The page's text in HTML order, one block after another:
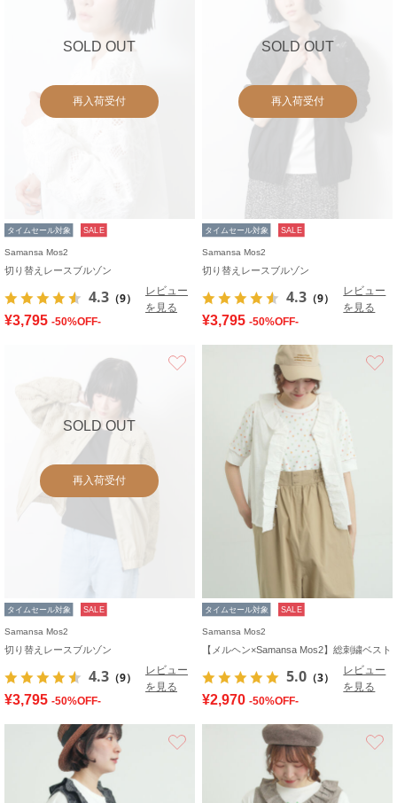
SOLD OUT
再入荷受付
タイムセール対象 SALE
Samansa Mos2
切り替えレースブルゾン
4.3 （9）
レビュー
を見る
¥3,795 -50%OFF-
SOLD OUT
再入荷受付
タイムセール対象 SALE
Samansa Mos2
切り替えレースブルゾン
4.3 （9）
レビュー
を見る
¥3,795 -50%OFF-
SOLD OUT
再入荷受付
タイムセール対象 SALE
Samansa Mos2
切り替えレースブルゾン
4.3 （9）
レビュー
を見る
¥3,795 -50%OFF-
タイムセール対象 SALE
Samansa Mos2
【メルヘン×Samansa Mos2】総刺繍ベスト
5.0 （3）
レビュー
を見る
¥2,970 -50%OFF-